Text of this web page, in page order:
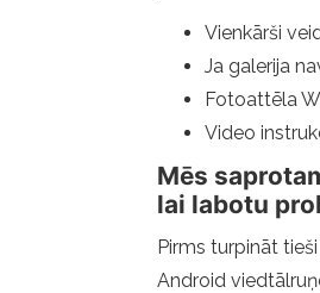
Vienkārši
Ja galerija
Fotoattēla
Video
Mēs
lai labotu
Pirms turpināt
Android